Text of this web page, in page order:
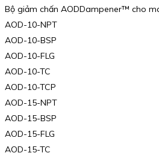
Bộ giảm chấn AODDampener™ cho
AOD-10-NPT
AOD-10-BSP
AOD-10-FLG
AOD-10-TC
AOD-10-TCP
AOD-15-NPT
AOD-15-BSP
AOD-15-FLG
AOD-15-TC